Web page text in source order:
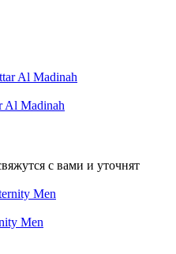
Al Madinah
с вами и уточнят
Men